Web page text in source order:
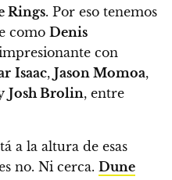
Rings. Por eso tenemos
como Denis
con
Isaac, Jason Momoa,
Josh Brolin, entre
a la altura de esas
no. Ni cerca. Dune